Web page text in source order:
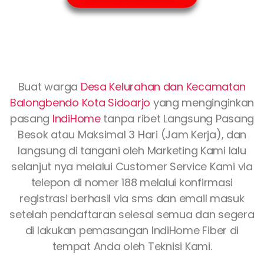
Buat warga Desa Kelurahan dan Kecamatan
Balongbendo Kota Sidoarjo yang menginginkan
pasang IndiHometanpa ribet Langsung Pasang
Besok atau Maksimal 3 Hari (Jam Kerja), dan
langsung di tangani oleh Marketing Kami lalu
selanjut nya melalui Customer Service Kami via
telepon di nomer 188 melalui konfirmasi
registrasi berhasil via sms dan email masuk
setelah pendaftaran selesai semua dan segera
di lakukan pemasangan IndiHome Fiber di
tempat Anda oleh Teknisi Kami.